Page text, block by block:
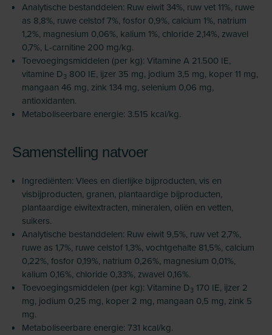
Analytische bestanddelen: Ruw eiwit 34%, ruw vet 11%, ruwe
as 8,8%, ruwe celstof 7%, fosfor 0,9%, calcium 1%, natrium
1,2%, magnesium 0,06%, kalium 1%, chloride 2,14%, zwavel
0,7%, L-carnitine 200 mg/kg.
Toevoegingsmiddelen (per kg): Vitamine A 21.500 IE,
vitamine D3 800 IE, ijzer 35 mg, jodium 3,5 mg, koper 11 mg,
mangaan 46 mg, zink 134 mg, selenium 0,06 mg,
antioxidanten.
Metaboliseerbare energie: 3.515 kcal/kg.
Samenstelling natvoer
Ingrediënten: Vlees en dierlijke bijproducten, vis en
visbijproducten, granen, plantaardige bijproducten,
plantaardige eiwitextracten, mineralen, oliën en vetten,
suikers.
Analytische bestanddelen: Ruw eiwit 9,5%, ruw vet 2,7%,
ruwe as 1,7%, ruwe celstof 1,3%, vochtgehalte 81,5%, calcium
0,22%, fosfor 0,19%, natrium 0,26%, magnesium 0,01%,
kalium 0,16%, chloride 0,33%, zwavel 0,16%.
Toevoegingsmiddelen (per kg): Vitamine D3 170 IE, ijzer 2
mg, jodium 0,25 mg, koper 2 mg, mangaan 0,5 mg, zink 5
mg.
Metaboliseerbare energie: 731 kcal/kg.